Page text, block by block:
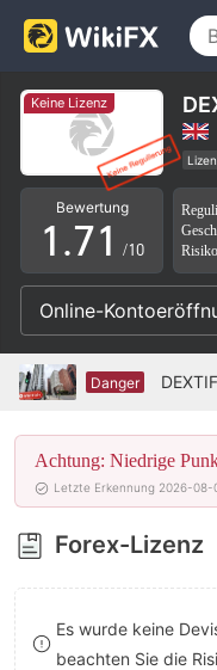
Keine Lizenz
Bewertung
0
1
2
3
4
5
6
7
8
9
.
3
4
5
6
7
8
9
0
1
2
3
4
5
6
7
8
9
/10
Online-
Danger
Achtung: Niedrige
Letzte Erkennung 2026-08-
Forex-Lizenz
Es wurde keine
beachten Sie die